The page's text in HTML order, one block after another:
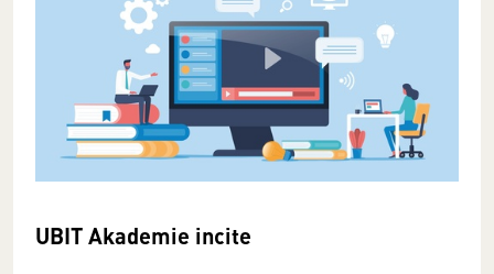
UBIT Akademie incite